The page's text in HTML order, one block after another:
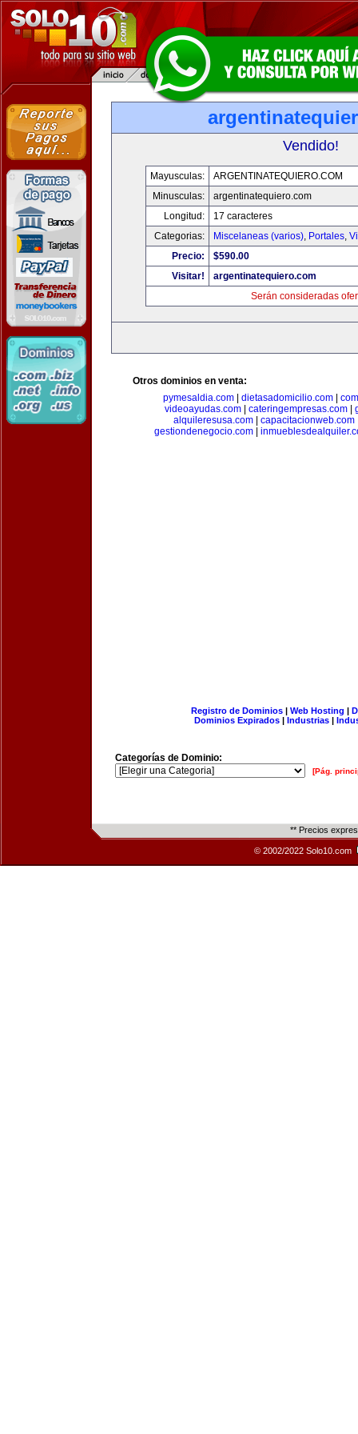
Vendido!
Mayusculas:
ARGENTINATEQUIERO.COM
Minusculas:
argentinatequiero.com
Longitud:
17 caracteres
Categorias:
Miscelaneas (varios), Portales,
Precio:
$590.00
Visitar!
argentinatequiero.com
Serán consideradas
Otros dominios en venta:
pymesaldia.com| dietasadomicilio.com|
videoayudas.com| cateringempresas.com|
alquileresusa.com
capacitacionweb.com
gestiondenegocio.com|
Registro de Dominios| Web Hosting |
Dominios Expirados | Industrias |
Categorías de Dominio:
[Pág.
** Precios
© 2002/2022 Solo10.com